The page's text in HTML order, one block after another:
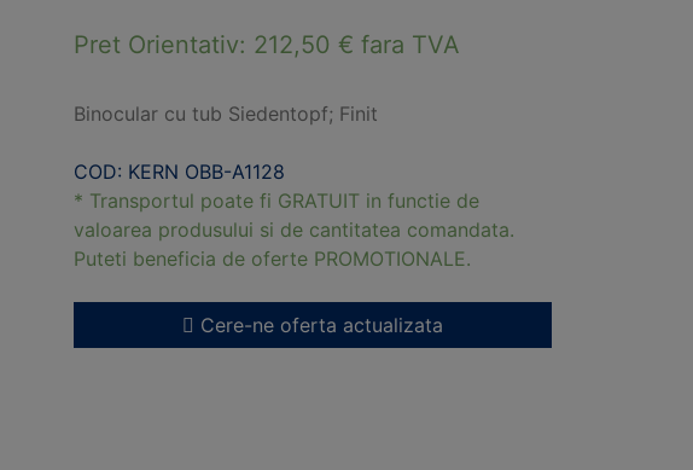
Pret Orientativ: 212,50 € fara TVA
Binocular cu tub Siedentopf; Finit
COD: KERN OBB-A1128
* Transportul poate fi GRATUIT in functie de
valoarea produsului si de cantitatea comandata.
Puteti beneficia de oferte PROMOTIONALE.
Cere-ne oferta actualizata